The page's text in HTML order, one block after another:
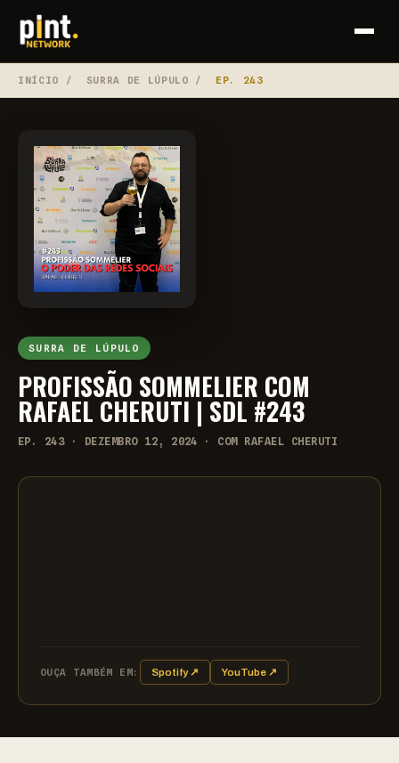
INÍCIO / SURRA DE LÚPULO / EP. 243
SURRA DE LÚPULO
PROFISSÃO SOMMELIER COM
RAFAEL CHERUTI | SDL #243
EP. 243 · DEZEMBRO 12, 2024 · COM RAFAEL CHERUTI
OUÇA TAMBÉM EM: Spotify ↗ YouTube ↗